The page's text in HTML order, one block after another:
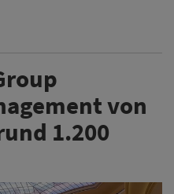
von
1.200